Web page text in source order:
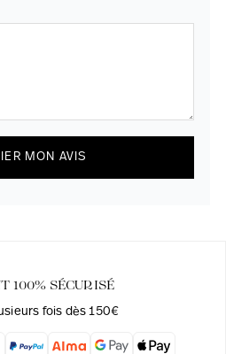
MON AVIS
100% SÉCURISÉ
fois dès 150€